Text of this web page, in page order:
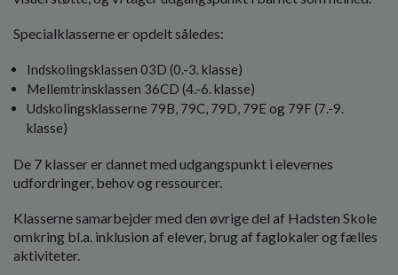
Specialklasserne er opdelt således:
Indskolingsklassen 03D (0.-3. klasse)
Mellemtrinsklassen 36CD (4.-6. klasse)
Udskolingsklasserne 79B, 79C, 79D, 79E og 79F (7.-9.
klasse)
De 7 klasser er dannet med udgangspunkt i elevernes
udfordringer, behov og ressourcer.
Klasserne samarbejder med den øvrige del af Hadsten Skole
omkring bl.a. inklusion af elever, brug af faglokaler og fælles
aktiviteter.